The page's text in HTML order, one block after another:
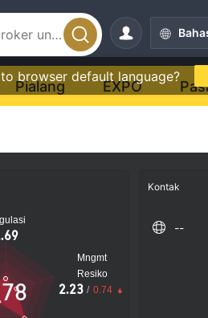
browser default language?
Pialang EXPO
Mngmt
Resiko
2.23 / 0.74
Kontak
--